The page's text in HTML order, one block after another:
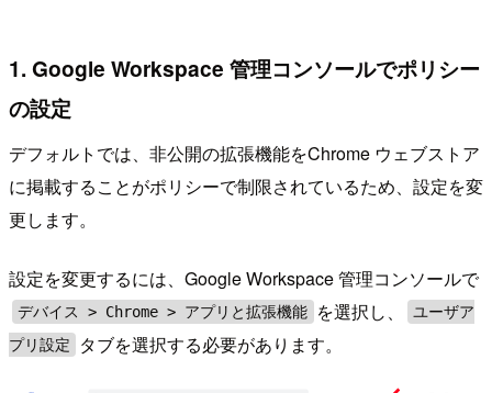
1. Google Workspace 管理コンソールでポリシー
の設定
デフォルトでは、非公開の拡張機能をChrome ウェブストア
に掲載することがポリシーで制限されているため、設定を変
更します。
設定を変更するには、Google Workspace 管理コンソールで
デバイス > Chrome > アプリと拡張機能 を選択し、
ユーザア
プリ設定
タブを選択する必要があります。